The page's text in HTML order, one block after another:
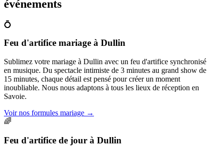
événements
💍
Feu d'artifice mariage à Dullin
Sublimez votre mariage à Dullin avec un feu d'artifice synchronisé
en musique. Du spectacle intimiste de 3 minutes au grand show de
15 minutes, chaque détail est pensé pour créer un moment
inoubliable. Nous nous adaptons à tous les lieux de réception en
Savoie.
Voir nos formules mariage →
🌈
Feu d'artifice de jour à Dullin